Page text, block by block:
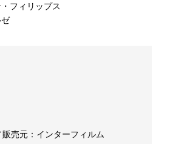
フィリップス
売元：インターフィルム